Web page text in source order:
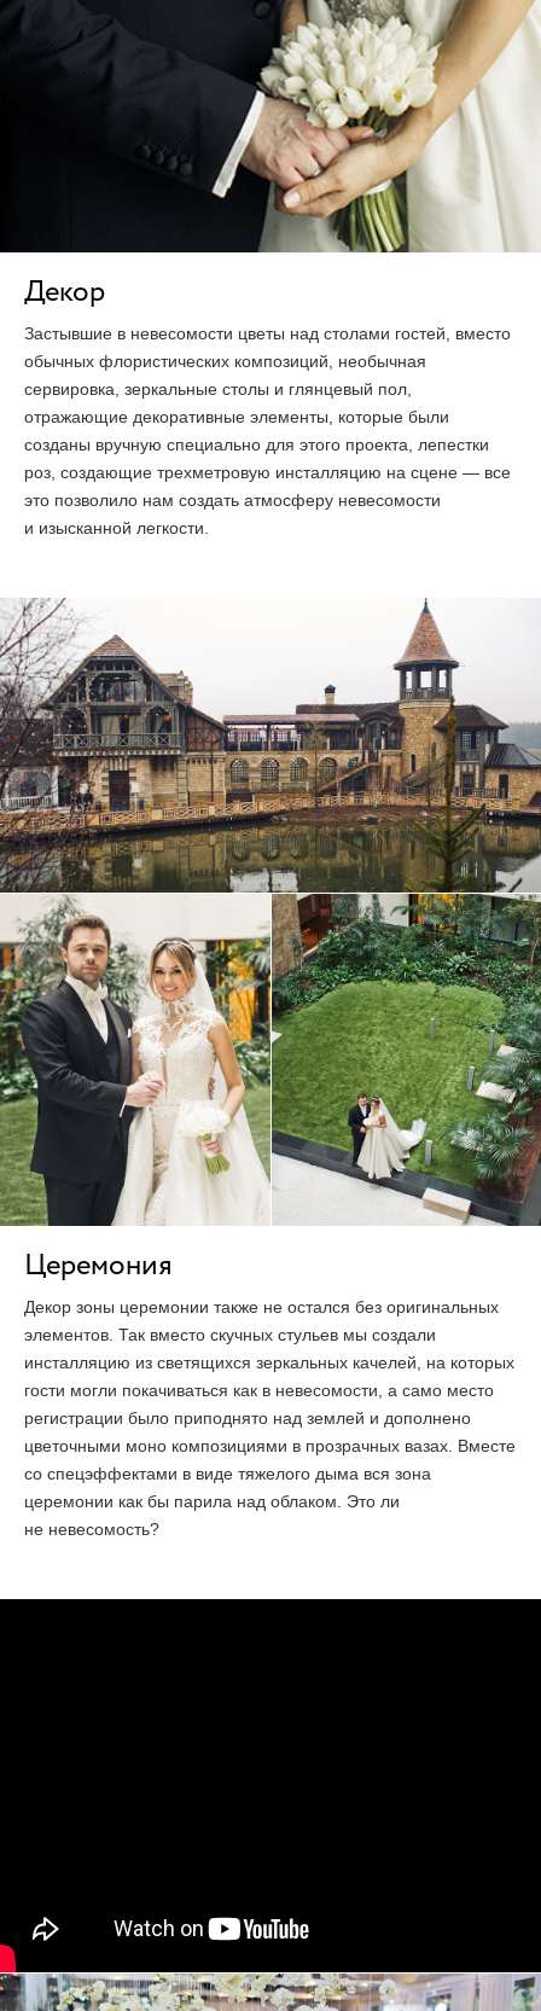
Декор
Застывшие в невесомости цветы над столами гостей, вместо
обычных флористических композиций, необычная
сервировка, зеркальные столы и глянцевый пол,
отражающие декоративные элементы, которые были
созданы вручную специально для этого проекта, лепестки
роз, создающие трехметровую инсталляцию на сцене — все
это позволило нам создать атмосферу невесомости
и изысканной легкости.
Церемония
Декор зоны церемонии также не остался без оригинальных
элементов. Так вместо скучных стульев мы создали
инсталляцию из светящихся зеркальных качелей, на которых
гости могли покачиваться как в невесомости, а само место
регистрации было приподнято над землей и дополнено
цветочными моно композициями в прозрачных вазах. Вместе
со спецэффектами в виде тяжелого дыма вся зона
церемонии как бы парила над облаком. Это ли
не невесомость?